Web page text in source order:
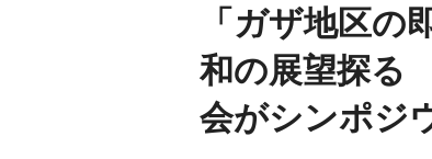
「ガザ地区
和の展望探る
会がシンポジ